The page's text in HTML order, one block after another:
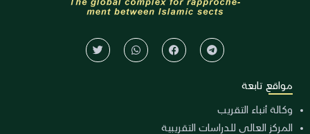
مواقع تابعة
وكالة أنباء التقريب
المركز العالي للدراسات التقريبية